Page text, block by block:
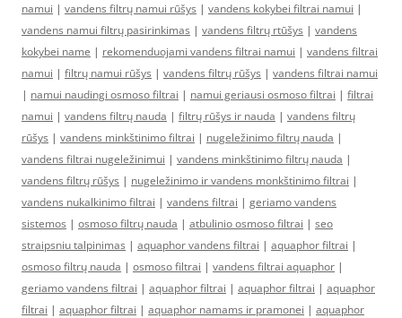
namui | vandens filtrų namui rūšys | vandens kokybei filtrai namui |
vandens namui filtrų pasirinkimas | vandens filtrų rtūšys | vandens
kokybei name | rekomenduojami vandens filtrai namui | vandens filtrai
namui | filtrų namui rūšys | vandens filtrų rūšys | vandens filtrai namui
| namui naudingi osmoso filtrai | namui geriausi osmoso filtrai | filtrai
namui | vandens filtrų nauda | filtrų rūšys ir nauda | vandens filtrų
rūšys | vandens minkštinimo filtrai | nugeležinimo filtrų nauda |
vandens filtrai nugeležinimui | vandens minkštinimo filtrų nauda |
vandens filtrų rūšys | nugeležinimo ir vandens monkštinimo filtrai |
vandens nukalkinimo filtrai | vandens filtrai | geriamo vandens
sistemos | osmoso filtrų nauda | atbulinio osmoso filtrai | seo
straipsniu talpinimas | aquaphor vandens filtrai | aquaphor filtrai |
osmoso filtrų nauda | osmoso filtrai | vandens filtrai aquaphor |
geriamo vandens filtrai | aquaphor filtrai | aquaphor filtrai | aquaphor
filtrai | aquaphor filtrai | aquaphor namams ir pramonei | aquaphor